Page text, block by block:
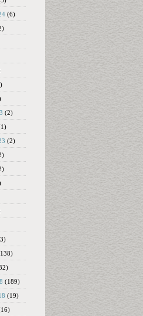
(6)
(2)
(2)
(189)
(19)